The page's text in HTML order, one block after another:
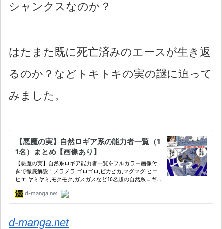
シャンクスなのか？
はたまた既に死亡済みのエースが生き返
るのか？などトキトキの実の謎に迫って
みました。
d-manga.net